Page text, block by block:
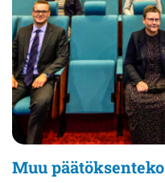
Muu päätöksenteko